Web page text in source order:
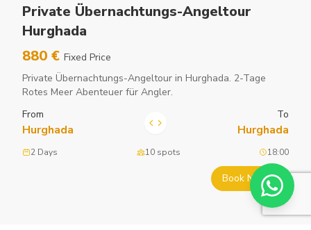
Private Übernachtungs-Angeltour
Hurghada
880 € Fixed Price
Private Übernachtungs-Angeltour in Hurghada. 2-Tage
Rotes Meer Abenteuer für Angler.
From
Hurghada
To
Hurghada
2 Days 10 spots 18:00
Book Now